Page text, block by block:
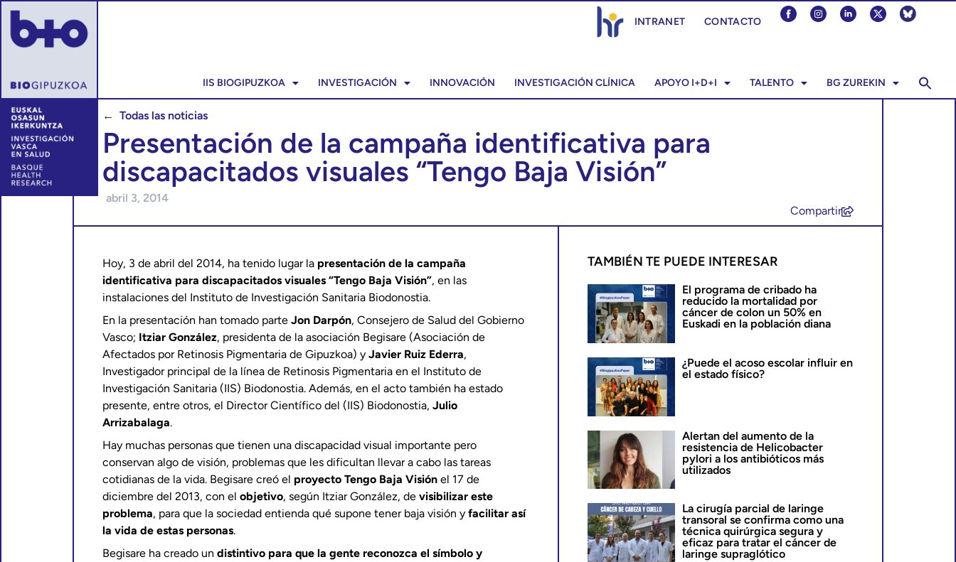
INTRANET CONTACTO
IIS BIOGIPUZKOA INVESTIGACIÓN INNOVACIÓN INVESTIGACIÓN CLÍNICA APOYO I+D+I TALENTO BG ZUREKIN
← Todas las noticias
Presentación de la campaña identificativa para
discapacitados visuales “Tengo Baja Visión”
abril 3, 2014
Compartir
Hoy, 3 de abril del 2014, ha tenido lugar la presentación de la campaña
identificativa para discapacitados visuales “Tengo Baja Visión”, en las
instalaciones del Instituto de Investigación Sanitaria Biodonostia.
En la presentación han tomado parte Jon Darpón, Consejero de Salud del Gobierno
Vasco; Itziar González, presidenta de la asociación Begisare (Asociación de
Afectados por Retinosis Pigmentaria de Gipuzkoa) y Javier Ruiz Ederra,
Investigador principal de la línea de Retinosis Pigmentaria en el Instituto de
Investigación Sanitaria (IIS) Biodonostia. Además, en el acto también ha estado
presente, entre otros, el Director Científico del (IIS) Biodonostia, Julio
Arrizabalaga.
Hay muchas personas que tienen una discapacidad visual importante pero
conservan algo de visión, problemas que les dificultan llevar a cabo las tareas
cotidianas de la vida. Begisare creó el proyecto Tengo Baja Visión el 17 de
diciembre del 2013, con el objetivo, según Itziar González, de visibilizar este
problema, para que la sociedad entienda qué supone tener baja visión y facilitar así
la vida de estas personas.
Begisare ha creado un distintivo para que la gente reconozca el símbolo y
TAMBIÉN TE PUEDE INTERESAR
El programa de cribado ha
reducido la mortalidad por
cáncer de colon un 50% en
Euskadi en la población diana
¿Puede el acoso escolar influir en
el estado físico?
Alertan del aumento de la
resistencia de Helicobacter
pylori a los antibióticos más
utilizados
La cirugía parcial de laringe
transoral se confirma como una
técnica quirúrgica segura y
eficaz para tratar el cáncer de
laringe supraglótico